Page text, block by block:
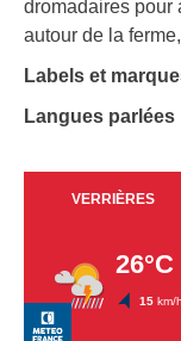
dromadaires pour
autour de la
Labels et
Langues parlées